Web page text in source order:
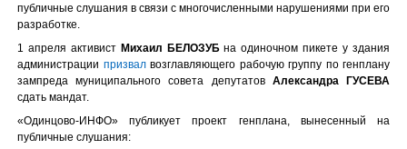
публичные слушания в связи с многочисленными нарушениями при его
разработке.
1 апреля активист Михаил БЕЛОЗУБна одиночном пикете у здания
администрации призвалвозглавляющего рабочую группу по генплану
зампреда муниципального совета депутатов Александра ГУСЕВА
сдать мандат.
«Одинцово-ИНФО» публикует проект генплана, вынесенный на
публичные слушания: